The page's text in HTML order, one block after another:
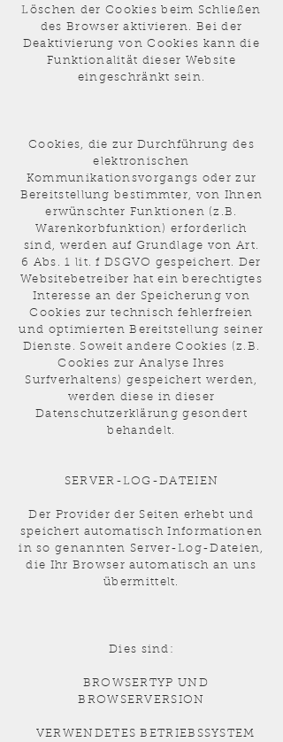
Löschen der Cookies beim Schließen
des Browser aktivieren. Bei der
Deaktivierung von Cookies kann die
Funktionalität dieser Website
eingeschränkt sein.
Cookies, die zur Durchführung des
elektronischen
Kommunikationsvorgangs oder zur
Bereitstellung bestimmter, von Ihnen
erwünschter Funktionen (z.B.
Warenkorbfunktion) erforderlich
sind, werden auf Grundlage von Art.
6 Abs. 1 lit. f DSGVO gespeichert. Der
Websitebetreiber hat ein berechtigtes
Interesse an der Speicherung von
Cookies zur technisch fehlerfreien
und optimierten Bereitstellung seiner
Dienste. Soweit andere Cookies (z.B.
Cookies zur Analyse Ihres
Surfverhaltens) gespeichert werden,
werden diese in dieser
Datenschutzerklärung gesondert
behandelt.
SERVER-LOG-DATEIEN
Der Provider der Seiten erhebt und
speichert automatisch Informationen
in so genannten Server-Log-Dateien,
die Ihr Browser automatisch an uns
übermittelt.
Dies sind:
BROWSERTYP UND
BROWSERVERSION
VERWENDETES BETRIEBSSYSTEM